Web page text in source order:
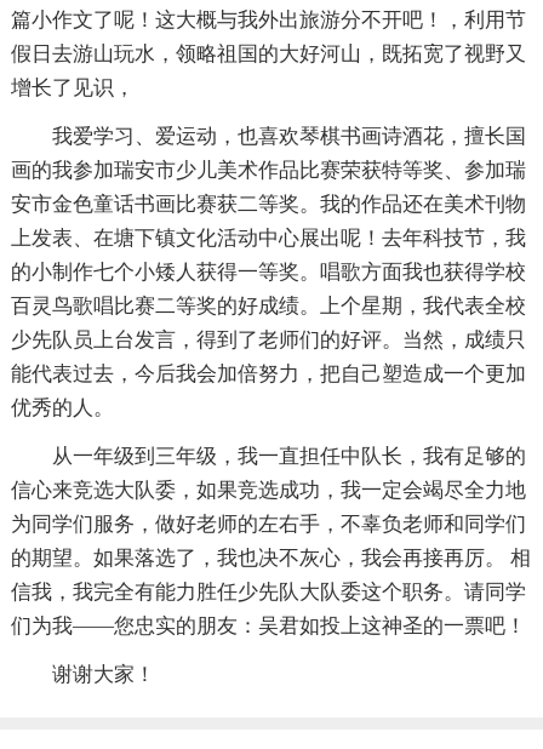
篇小作文了呢！这大概与我外出旅游分不开吧！，利用节
假日去游山玩水，领略祖国的大好河山，既拓宽了视野又
增长了见识，
我爱学习、爱运动，也喜欢琴棋书画诗酒花，擅长国
画的我参加瑞安市少儿美术作品比赛荣获特等奖、参加瑞
安市金色童话书画比赛获二等奖。我的作品还在美术刊物
上发表、在塘下镇文化活动中心展出呢！去年科技节，我
的小制作七个小矮人获得一等奖。唱歌方面我也获得学校
百灵鸟歌唱比赛二等奖的好成绩。上个星期，我代表全校
少先队员上台发言，得到了老师们的好评。当然，成绩只
能代表过去，今后我会加倍努力，把自己塑造成一个更加
优秀的人。
从一年级到三年级，我一直担任中队长，我有足够的
信心来竞选大队委，如果竞选成功，我一定会竭尽全力地
为同学们服务，做好老师的左右手，不辜负老师和同学们
的期望。如果落选了，我也决不灰心，我会再接再厉。 相
信我，我完全有能力胜任少先队大队委这个职务。请同学
们为我——您忠实的朋友：吴君如投上这神圣的一票吧！
谢谢大家！